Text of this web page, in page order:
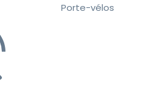
Porte-vélos